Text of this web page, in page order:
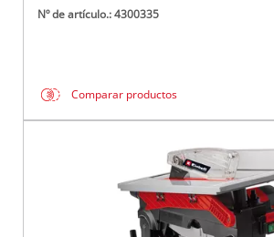
Nº de artículo.: 4300335
Comparar productos